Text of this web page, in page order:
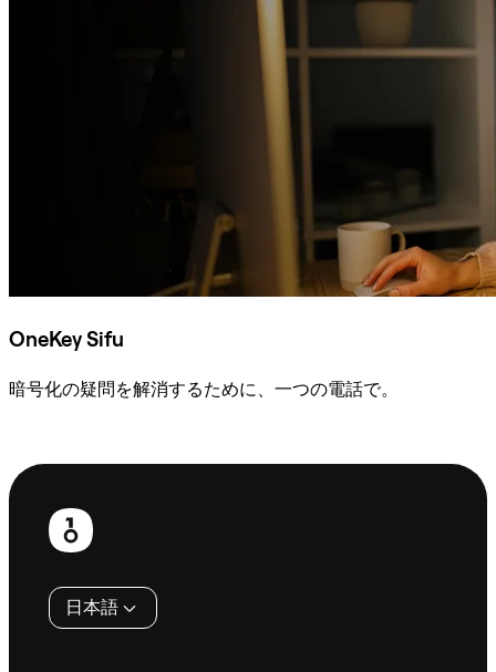
OneKey Sifu
暗号化の疑問を解消するために、一つの電話で。
フ
日本語